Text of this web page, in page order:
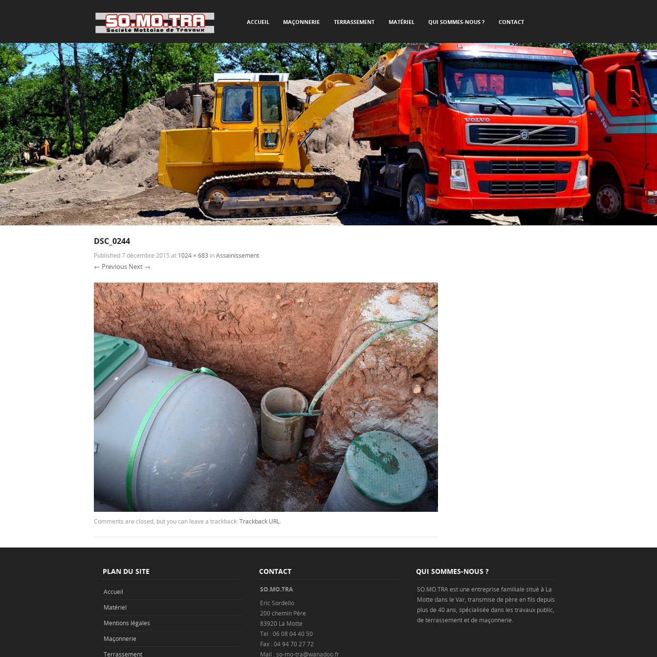
Menu
SKIP TO CONTENT
ACCUEIL MAÇONNERIE TERRASSEMENT MATÉRIEL QUI SOMMES-NOUS ? CONTACT
DSC_0244
Published7 décembre 2015 at 1024 × 683 inAssainissement
← Previous Next →
Comments are closed, but you can leave a trackback: Trackback URL.
PLAN DU SITE
Accueil
Matériel
Mentions légales
Maçonnerie
Terrassement
CONTACT
SO.MO.TRA
Eric Sordello
200 chemin Père
83920 La Motte
Tel : 06 08 04 40 50
Fax : 04 94 70 27 72
Mail : so-mo-tra@wanadoo.fr
QUI SOMMES-NOUS ?
SO.MO.TRA est une entreprise familiale situé à La
Motte dans le Var, transmise de père en fils depuis
plus de 40 ans, spécialisée dans les travaux public
de terrassementet de maçonnerie